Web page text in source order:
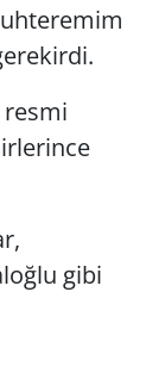
resmi
gibi